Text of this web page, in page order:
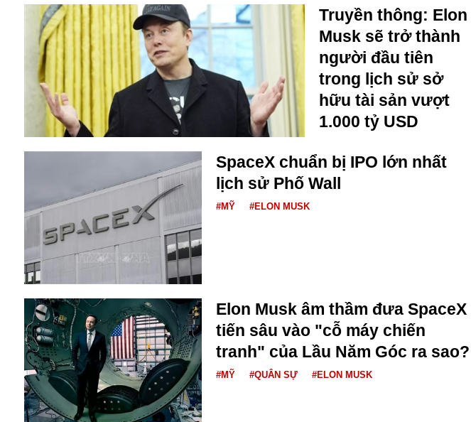
Apple
Alibaba
Angela Merkel
Aeroflot
ASEAN
Argentina
Azovstal
Truyền thông: Elon
Musk sẽ trở thành
người đầu tiên
trong lịch sử sở
hữu tài sản vượt
1.000 tỷ USD
SpaceX chuẩn bị IPO lớn nhất
lịch sử Phố Wall
#MỸ #ELON MUSK
Elon Musk âm thầm đưa SpaceX
tiến sâu vào "cỗ máy chiến
tranh" của Lầu Năm Góc ra sao?
#MỸ #QUÂN SỰ #ELON MUSK